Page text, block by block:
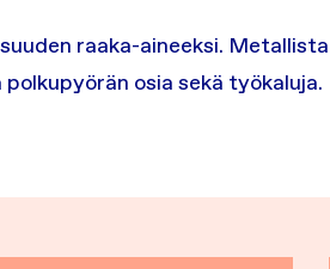
raaka-aineeksi.
osia sekä työkaluja.